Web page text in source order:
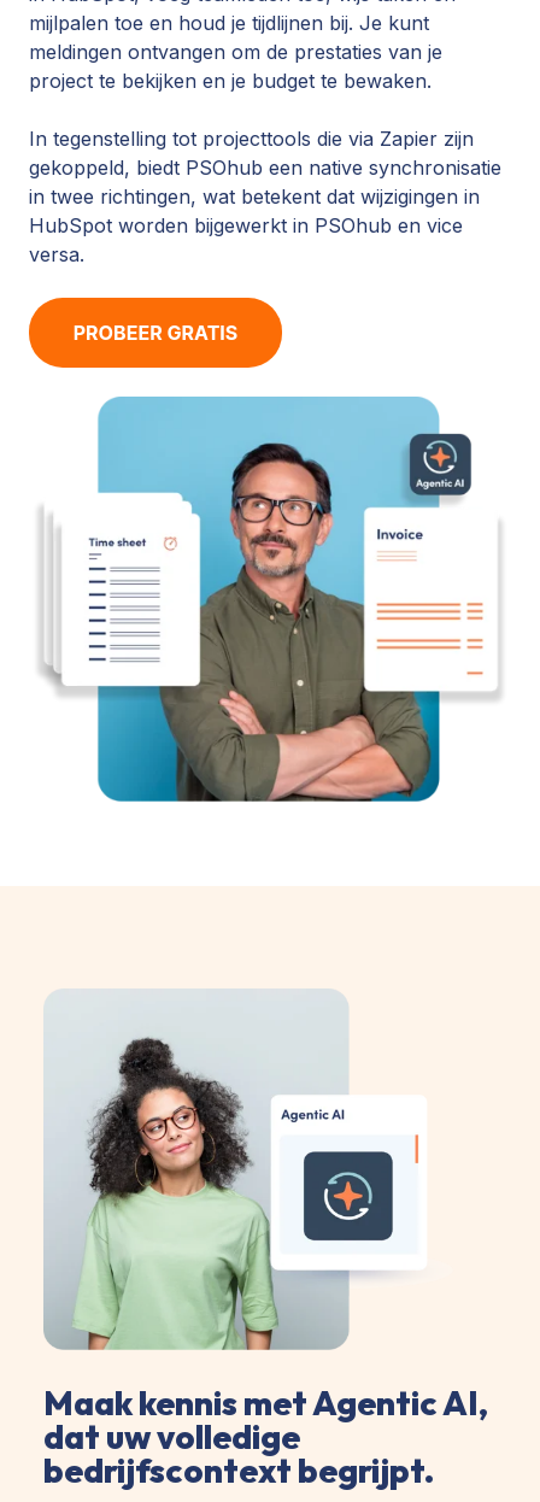
mijlpalen toe en houd je tijdlijnen bij. Je kunt
meldingen ontvangen om de prestaties van je
project te bekijken en je budget te bewaken.
In tegenstelling tot projecttools die via Zapier zijn
gekoppeld, biedt PSOhub een native synchronisatie
in twee richtingen, wat betekent dat wijzigingen in
HubSpot worden bijgewerkt in PSOhub en vice
versa.
Maak kennis met Agentic AI,
dat uw volledige
bedrijfscontext begrijpt.